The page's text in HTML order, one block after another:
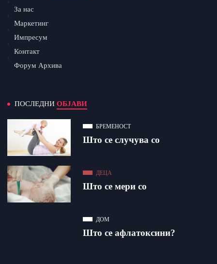
За нас
Маркетинг
Импресум
Контакт
Форум Архива
ПОСЛЕДНИ ОБЈАВИ
БРЕМЕНОСТ
Што се случува со
ДЕЦА
Што се мери со
ДОМ
Што се афлатоксини?